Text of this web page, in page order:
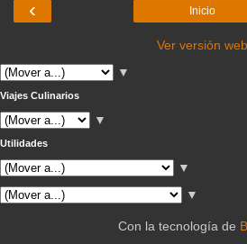
‹ Inicio
Ver versión web
▼
Viajes Culinarios
▼
Utilidades
▼
▼
Con la tecnología de